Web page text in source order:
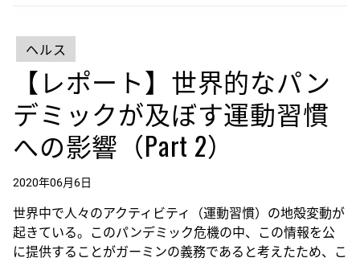
ヘルス
【レポート】世界的なパン
デミックが及ぼす運動習慣
への影響（Part 2）
2020年06月6日
世界中で人々のアクティビティ（運動習慣）の地殻変動が
起きている。このパンデミック危機の中、この情報を公
に提供することがガーミンの義務であると考えたため、こ